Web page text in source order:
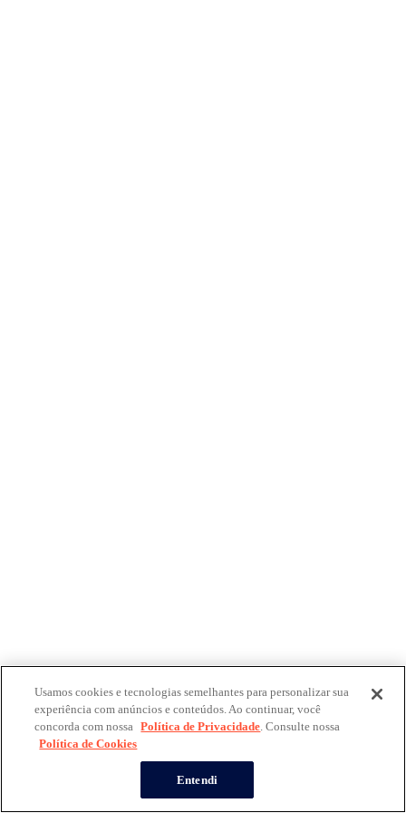
Usamos cookies e tecnologias semelhantes para personalizar sua
experiência com anúncios e conteúdos. Ao continuar, você
concorda com nossa Política de Privacidade. Consulte nossa
Política de Cookies
Entendi